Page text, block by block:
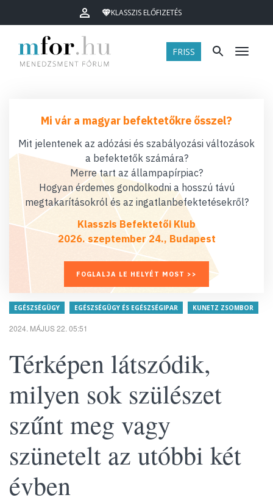
KLASSZIS ELŐFIZETÉS
FRISS Menü
Mi vár a magyar befektetőkre ősszel?
Mit jelentenek az adózási és szabályozási változások
a befektetők számára?
Merre tart az állampapírpiac?
Hogyan érdemes gondolkodni a hosszú távú
megtakarításokról és az ingatlanbefektetésekről?
Klasszis Befektetői Klub
2026. szeptember 24., Budapest
FOGLALJA LE HELYÉT MOST >>
EGÉSZSÉGÜGY EGÉSZSÉGÜGY ÉS EGÉSZSÉGIPAR KUNETZ ZSOMBOR
2024. MÁJUS 22. 05:51
Térképen látszódik,
milyen sok szülészet
szűnt meg vagy
szünetelt az utóbbi két
évben